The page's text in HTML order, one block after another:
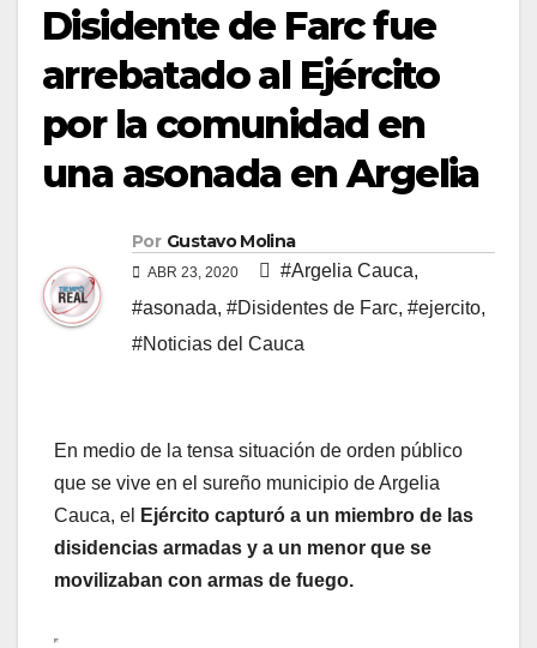
Disidente de Farc fue
arrebatado al Ejército
por la comunidad en
una asonada en Argelia
Por Gustavo Molina
ABR 23, 2020 #Argelia Cauca,
#asonada, #Disidentes de Farc, #ejercito,
#Noticias del Cauca
En medio de la tensa situación de orden público
que se vive en el sureño municipio de Argelia
Cauca, el
Ejército capturó a un miembro de las
disidencias armadas y a un menor que se
movilizaban con armas de fuego.